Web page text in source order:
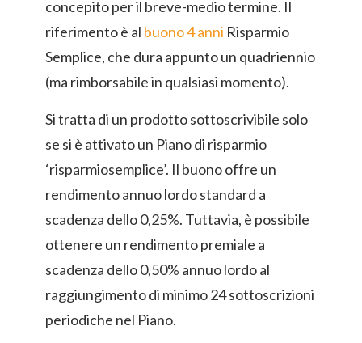
concepito per il breve-medio termine. Il
riferimento è al buono 4 anni Risparmio
Semplice, che dura appunto un quadriennio
(ma rimborsabile in qualsiasi momento).
Si tratta di un prodotto sottoscrivibile solo
se si è attivato un Piano di risparmio
‘risparmiosemplice’. Il buono offre un
rendimento annuo lordo standard a
scadenza dello 0,25%. Tuttavia, è possibile
ottenere un rendimento premiale a
scadenza dello 0,50% annuo lordo al
raggiungimento di minimo 24 sottoscrizioni
periodiche nel Piano.